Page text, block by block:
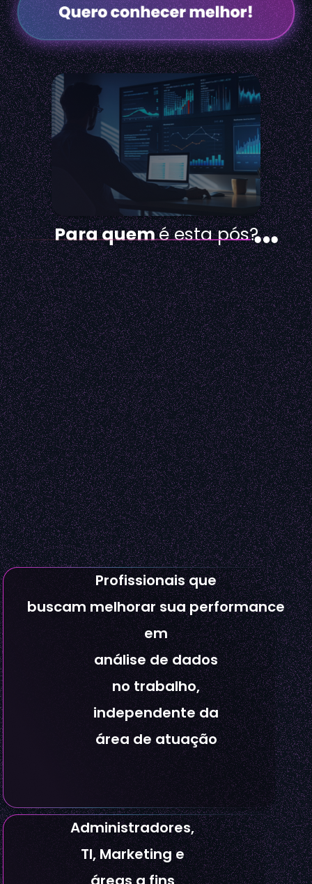
Para quemé esta pós?
Profissionais que
buscam melhorar sua performance
em
análise de dados
no trabalho,
independente da
área de atuação
Administradores,
TI, Marketing e